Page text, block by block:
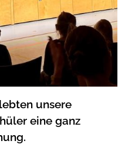
unsere
eine ganz